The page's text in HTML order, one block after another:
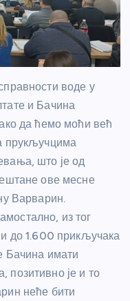
воде у
и Бачина
да ћемо моћи већ
прукључцима
што је од
ове месне
Варварин.
из тог
до 1.600 прикључака
Бачина имати
позитивно је и то
неће бити